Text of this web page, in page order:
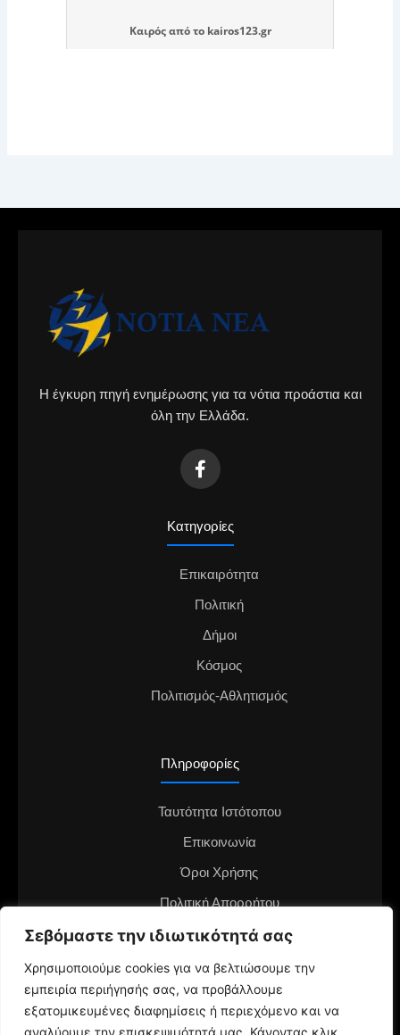
Σεβόμαστε την ιδιωτικότητά σας
Χρησιμοποιούμε cookies για να βελτιώσουμε την
εμπειρία περιήγησής σας, να προβάλλουμε
εξατομικευμένες διαφημίσεις ή περιεχόμενο και να
αναλύουμε την επισκεψιμότητά μας. Κάνοντας κλικ
Καιρόςαπό το kairos123.gr
Η έγκυρη πηγή ενημέρωσης για τα νότια προάστια και
όλη την Ελλάδα.
Κατηγορίες
Επικαιρότητα
Πολιτική
Δήμοι
Κόσμος
Πολιτισμός-Αθλητισμός
Πληροφορίες
Ταυτότητα Ιστότοπου
Επικοινωνία
Όροι Χρήσης
Πολιτική Απορρήτου
Διαφημιστείτε στο notianea.gr
Γίνε ο ανταποκριτής στην περιοχή σου